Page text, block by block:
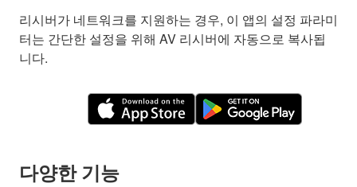
리시버가 네트워크를 지원하는 경우, 이 앱의 설정 파라미
터는 간단한 설정을 위해 AV 리시버에 자동으로 복사됩
니다.
다양한 기능